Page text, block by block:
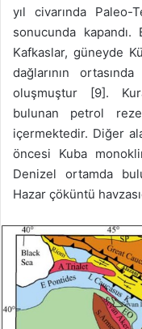
yıl civarında Paleo-
sonucunda
Kafkaslar, güneyde
dağlarının
oluşmuştur [9].
bulunan petrol
içermektedir. Diğer
öncesi Kuba
Denizel ortamda
Hazar çöküntü